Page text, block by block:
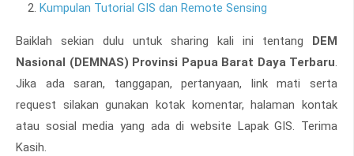
Kumpulan Tutorial GIS dan Remote Sensing
Baiklah sekian dulu untuk sharing kali ini tentang DEM
Nasional (DEMNAS) Provinsi Papua Barat Daya Terbaru.
Jika ada saran, tanggapan, pertanyaan, link mati serta
request silakan gunakan kotak komentar, halaman kontak
atau sosial media yang ada di website Lapak GIS. Terima
Kasih.